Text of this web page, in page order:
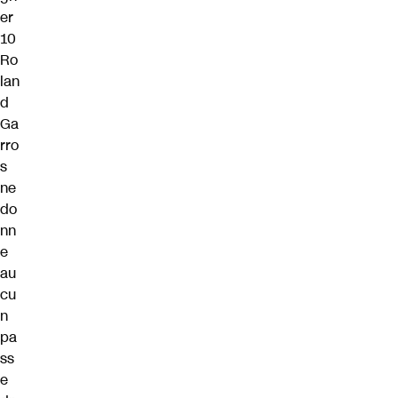
er
10
Ro
lan
d
Ga
rro
s
ne
do
nn
e
au
cu
n
pa
ss
e